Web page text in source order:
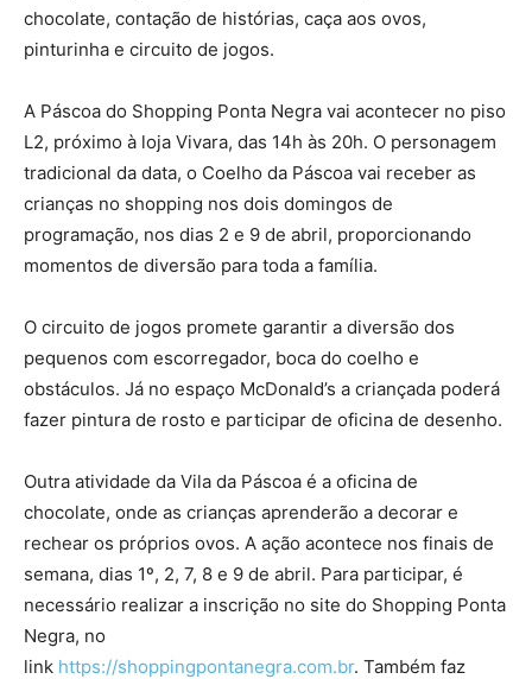
chocolate, contação de histórias, caça aos ovos,
pinturinha e circuito de jogos.
A Páscoa do Shopping Ponta Negra vai acontecer no piso
L2, próximo à loja Vivara, das 14h às 20h. O personagem
tradicional da data, o Coelho da Páscoa vai receber as
crianças no shopping nos dois domingos de
programação, nos dias 2 e 9 de abril, proporcionando
momentos de diversão para toda a família.
O circuito de jogos promete garantir a diversão dos
pequenos com escorregador, boca do coelho e
obstáculos. Já no espaço McDonald’s a criançada poderá
fazer pintura de rosto e participar de oficina de desenho.
Outra atividade da Vila da Páscoa é a oficina de
chocolate, onde as crianças aprenderão a decorar e
rechear os próprios ovos. A ação acontece nos finais de
semana, dias 1º, 2, 7, 8 e 9 de abril. Para participar, é
necessário realizar a inscrição no site do Shopping Ponta
Negra, no
link https://shoppingpontanegra.com.br. Também faz